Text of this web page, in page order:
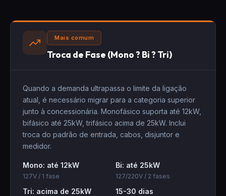
Mais comum
Troca de Fase (Mono ? Bi ? Tri)
Quando a demanda ultrapassa o limite da ligação
atual, é necessário migrar para a categoria superior
junto à concessionária. Monofásico suporta até 12kW,
bifásico até 25kW, trifásico acima de 25kW. Inclui
troca do padrão de entrada, cabos, disjuntor e
medidor.
Mono: até 12kW
127V / 1 fase
Bi: até 25kW
127/220V / 2 fases
Tri: acima de 25kW 15-30 dias